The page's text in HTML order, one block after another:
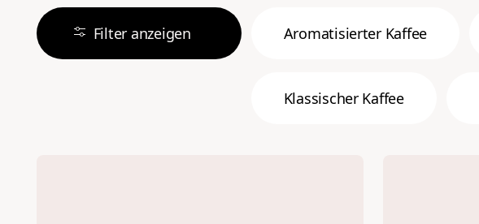
Filter anzeigen Aromatisierter Kaffee
Klassischer Kaffee